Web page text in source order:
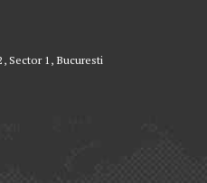
Sector 1, Bucuresti